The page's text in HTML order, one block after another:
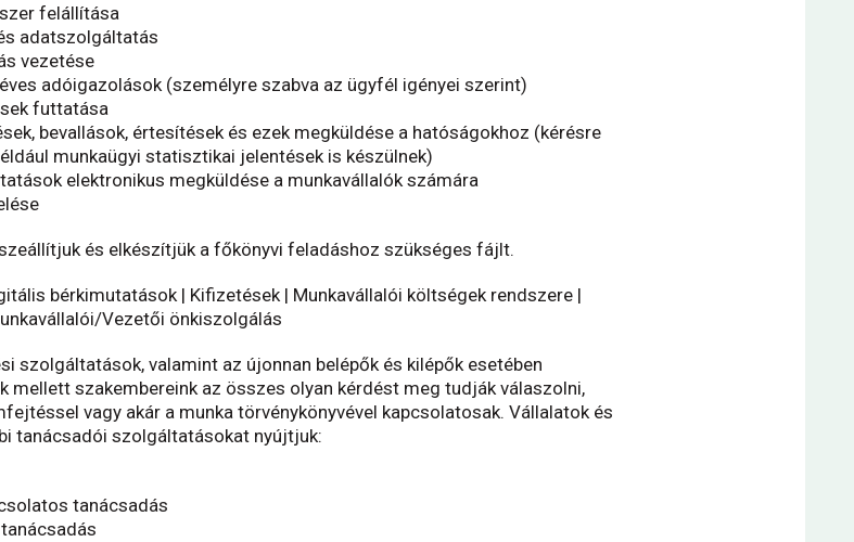
felállítása
adatszolgáltatás
vezetése
adóigazolások (személyre szabva az ügyfél igényei szerint)
futtatása
bevallások, értesítések és ezek megküldése a hatóságokhoz (kérésre
munkaügyi statisztikai jelentések is készülnek)
elektronikus megküldése a munkavállalók számára
és elkészítjük a főkönyvi feladáshoz szükséges fájlt.
bérkimutatások | Kifizetések | Munkavállalói költségek rendszere |
Vezetői önkiszolgálás
szolgáltatások, valamint az újonnan belépők és kilépők esetében
szakembereink az összes olyan kérdést meg tudják válaszolni,
vagy akár a munka törvénykönyvével kapcsolatosak. Vállalatok és
tanácsadói szolgáltatásokat nyújtjuk:
tanácsadás